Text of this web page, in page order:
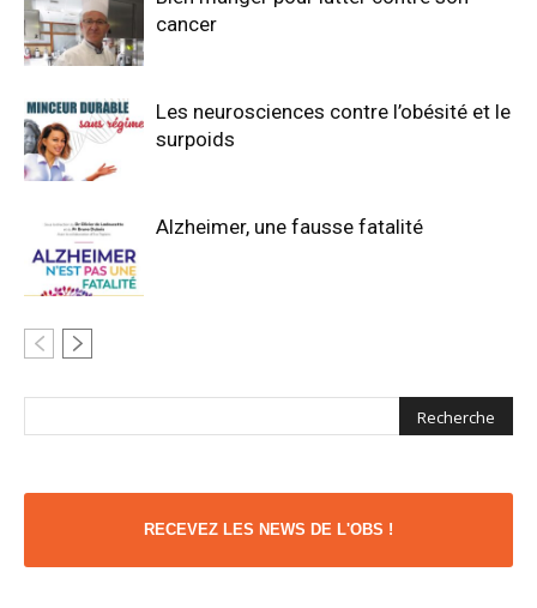
cancer
Les neurosciences contre l’obésité et le
surpoids
Alzheimer, une fausse fatalité
RECEVEZ LES NEWS DE L'OBS !